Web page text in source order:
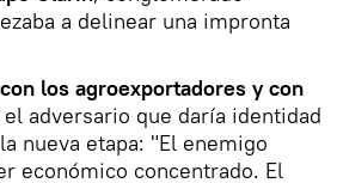
a delinear una impronta
los agroexportadores y con
adversario que daría identidad
nueva etapa: "El enemigo
económico concentrado. El